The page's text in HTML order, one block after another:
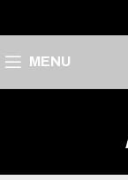
MENU